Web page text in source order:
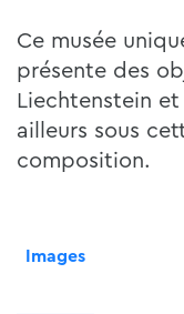
Ce musée
présente des
Liechtenstein
ailleurs sous
composition.
Images